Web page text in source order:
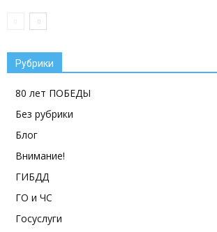
Рубрики
80 лет ПОБЕДЫ
Без рубрики
Блог
Внимание!
ГИБДД
ГО и ЧС
Госуслуги